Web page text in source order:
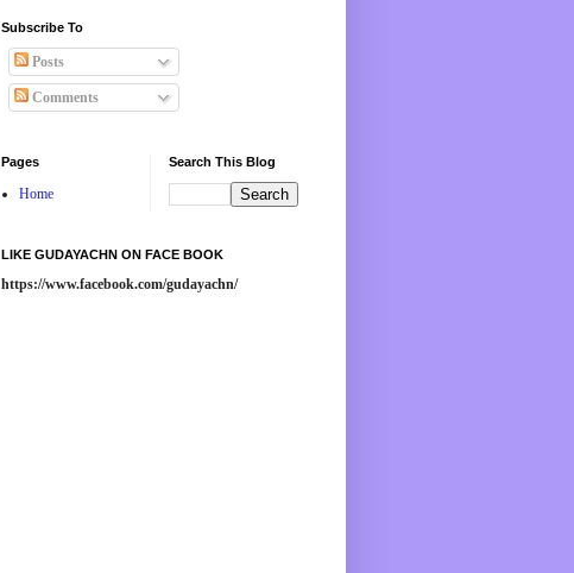
Subscribe To
Posts
Comments
Pages
Home
Search This Blog
LIKE GUDAYACHN ON FACE BOOK
https://www.facebook.com/gudayachn/